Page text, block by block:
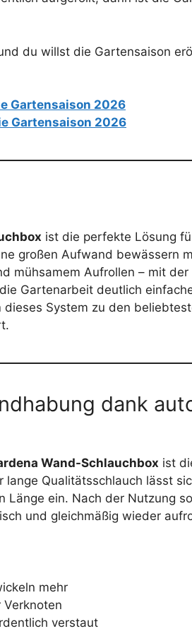
du willst die Gartensaison
Gartensaison 2026
Gartensaison 2026
ist die perfekte Lösung
großen Aufwand bewässern
mühsamem Aufrollen – mit
Gartenarbeit deutlich
System zu den
dank
Wand-Schlauchbox ist
lange Qualitätsschlauch lässt
Länge ein. Nach der Nutzung
und gleichmäßig wieder
mehr
Verknoten
verstaut